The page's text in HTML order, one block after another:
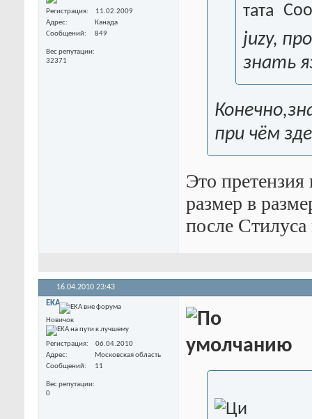
Регистрация
11.02.2009
Адрес
Канада
Сообщений
849
Вес репутации
32371
juzy,
знать
при чём
Это
размер в
после
16.04.2010 23:43
EKA
Новичок
Регистрация
06.04.2010
Адрес
Московская область
Сообщений
11
Вес репутации
0